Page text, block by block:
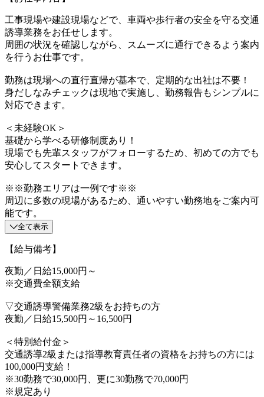
工事現場や建設現場などで、車両や歩行者の安全を守る交通
誘導業務をお任せします。
周囲の状況を確認しながら、スムーズに通行できるよう案内
を行うお仕事です。
勤務は現場への直行直帰が基本で、定期的な出社は不要！
身だしなみチェックは現地で実施し、勤務報告もシンプルに
対応できます。
＜未経験OK＞
基礎から学べる研修制度あり！
現場でも先輩スタッフがフォローするため、初めての方でも
安心してスタートできます。
※※勤務エリアは一例です※※
周辺に多数の現場があるため、通いやすい勤務地をご案内可
能です。
全て表示
【給与備考】
夜勤／日給15,000円～
※交通費全額支給
▽交通誘導警備業務2級をお持ちの方
夜勤／日給15,500円～16,500円
＜特別給付金＞
交通誘導2級または指導教育責任者の資格をお持ちの方には
100,000円支給！
※30勤務で30,000円、更に30勤務で70,000円
※規定あり